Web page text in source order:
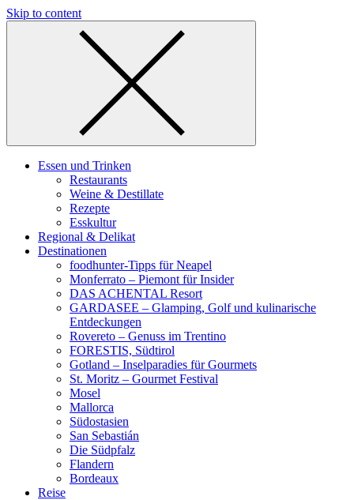
Skip to content
Essen und Trinken
Restaurants
Weine & Destillate
Rezepte
Esskultur
Regional & Delikat
Destinationen
foodhunter-Tipps für Neapel
Monferrato – Piemont für Insider
DAS ACHENTAL Resort
GARDASEE – Glamping, Golf und kulinarische
Entdeckungen
Rovereto – Genuss im Trentino
FORESTIS, Südtirol
Gotland – Inselparadies für Gourmets
St. Moritz – Gourmet Festival
Mosel
Mallorca
Südostasien
San Sebastián
Die Südpfalz
Flandern
Bordeaux
Reise